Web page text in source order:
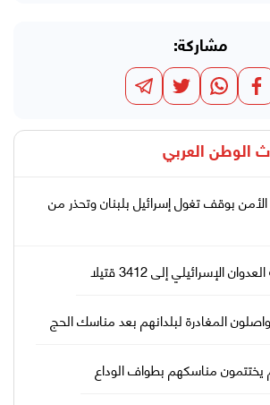
مشاركة:
الوطن العربي
بوقف تغول إسرائيل بلبنان وتحذر من
الإسرائيلي إلى 3412 قتيلا
المغادرة لبلدانهم بعد مناسك الحج
يختتمون مناسكهم بطواف الوداع